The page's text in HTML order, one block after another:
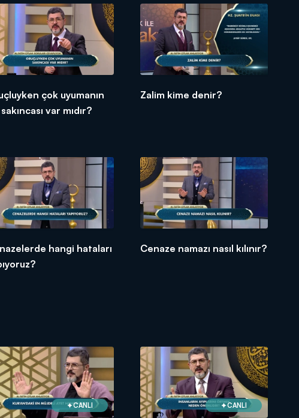
çok uyumanın
var mıdır?
Zalim kime denir?
hangi hataları
Cenaze namazı nasıl kılınır?
CANLI CANLI